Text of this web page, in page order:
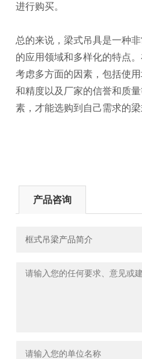
进行购买。
总的来说，梁式吊具是一种
的应用领域和多样化的特点
考虑多方面的因素，包括使
和精度以及厂家的信誉和质
素，才能选购到自己需求的梁
产品咨询